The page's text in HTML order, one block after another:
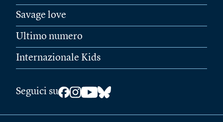
Savage love
Ultimo numero
Internazionale Kids
Seguici su